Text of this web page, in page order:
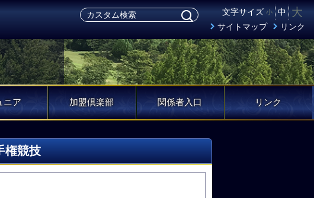
文字サイズ 小 中 大
サイトマップ リンク
ニア 加盟倶楽部 関係者入口 リンク
権競技